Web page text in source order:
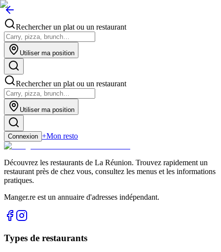
Rechercher un plat ou un restaurant
Utiliser ma position
Rechercher un plat ou un restaurant
Utiliser ma position
Connexion +Mon resto
Découvrez les restaurants de La Réunion. Trouvez rapidement un
restaurant près de chez vous, consultez les menus et les informations
pratiques.
Manger.re est un annuaire d'adresses indépendant.
Types de restaurants